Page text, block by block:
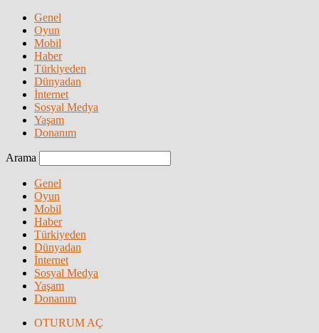
Genel
Oyun
Mobil
Haber
Türkiyeden
Dünyadan
İnternet
Sosyal Medya
Yaşam
Donanım
Arama
Genel
Oyun
Mobil
Haber
Türkiyeden
Dünyadan
İnternet
Sosyal Medya
Yaşam
Donanım
OTURUM AÇ